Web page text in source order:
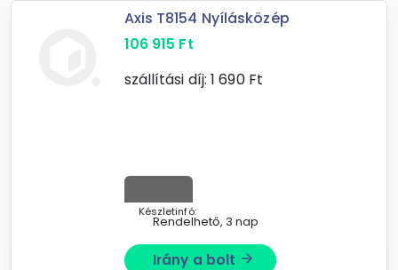
Axis T8154 Nyílásközép
106 915 Ft
szállítási díj: 1 690Ft
Készletinfó:
Rendelhető, 3 nap
Irány a bolt arrow_forward